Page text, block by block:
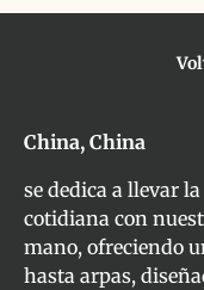
China, China
se dedica a llevar
cotidiana con
mano, ofreciendo
hasta arpas,